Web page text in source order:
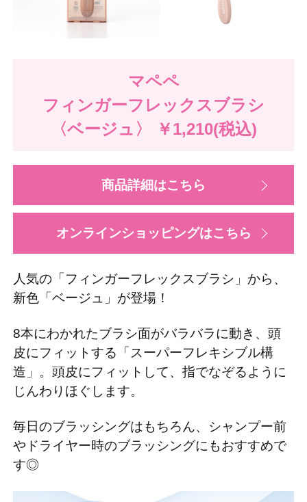
マペペ
フィンガーフレックスブラシ
〈ベージュ〉
￥1,210(税込)
商品詳細はこちら
オンラインショッピングはこちら
人気の「フィンガーフレックスブラシ」から、
新色「ベージュ」が登場！
8本にわかれたブラシ面がバラバラに動き、頭
皮にフィットする「スーパーフレキシブル構
造」。頭皮にフィットして、指でなぞるように
じんわりほぐします。
毎日のブラッシングはもちろん、シャンプー前
やドライヤー時のブラッシングにもおすすめで
す◎